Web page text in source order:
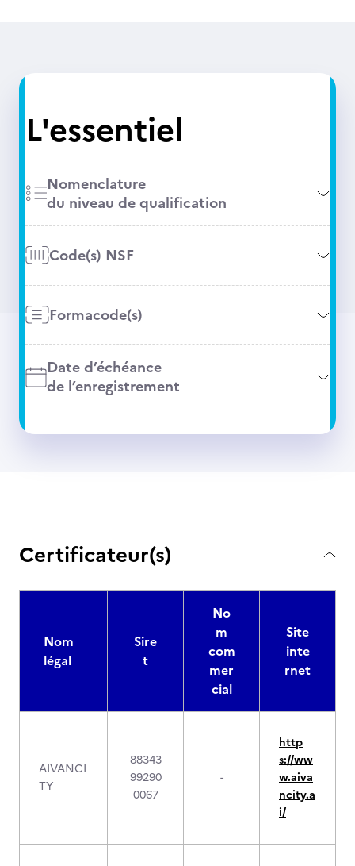
L'essentiel
Nomenclature
du niveau de qualification
Code(s) NSF
Formacode(s)
Date d’échéance
de l’enregistrement
Certificateur(s)
Nom
légal
Sire
t
No
m
com
mer
cial
Site
inte
rnet
AIVANCI
TY
88343
99290
0067
-
http
s://ww
w.aiva
ncity.a
i/